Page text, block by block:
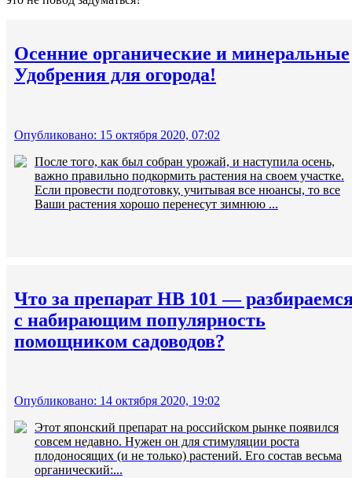
Осенние органические и минеральные
Удобрения для огорода!
Опубликовано: 15 октября 2020, 07:02
После того, как был собран урожай, и наступила осень,
важно правильно подкормить растения на своем участке.
Если провести подготовку, учитывая все нюансы, то все
Ваши растения хорошо перенесут зимнюю ...
Что за препарат HB 101 —
с набирающим популярность
помощником садоводов?
Опубликовано: 14 октября 2020, 19:02
Этот японский препарат на российском рынке появился
совсем недавно. Нужен он для стимуляции роста
плодоносящих (и не только) растений. Его состав весьма
органический:...